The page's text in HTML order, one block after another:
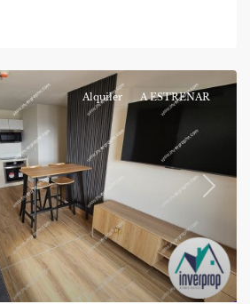
Next
Alquiler A ESTRENAR